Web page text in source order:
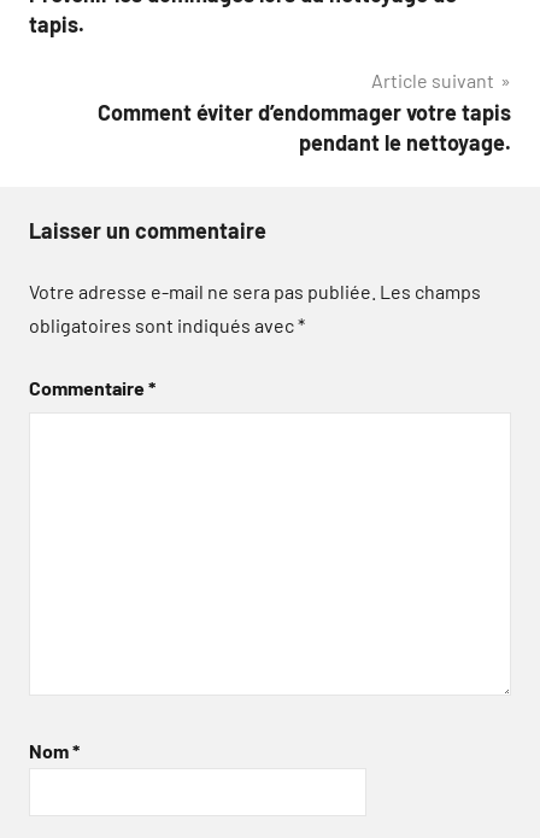
de
tapis.
Article suivant
Comment éviter d’endommager votre tapis
pendant le nettoyage.
Laisser un commentaire
Votre adresse e-mail ne sera pas publiée. Les champs
obligatoires sont indiqués avec*
Commentaire*
Nom*